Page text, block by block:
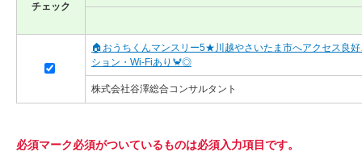
チェック
🏠おうちくんマンスリー5★川越やさいたま市へアクセス良
ション・Wi-Fiあり🦀◎
株式会社谷澤総合コンサルタント
必須マーク必須がついているものは必須入力項目です。